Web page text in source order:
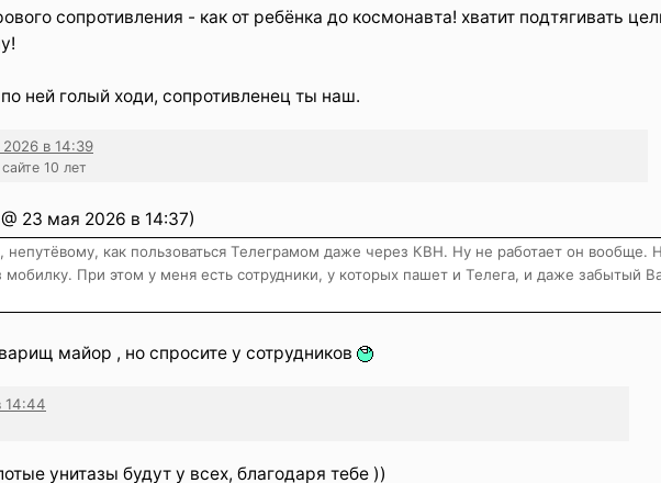
сопротивления - как от ребёнка до космонавта! хватит подтягивать
ней голый ходи, сопротивленец ты наш.
в 14:39
10 лет
23 мая 2026 в 14:37)
непутёвому, как пользоваться Телеграмом даже через КВН. Ну не работает он вообще.
При этом у меня есть сотрудники, у которых пашет и Телега, и даже забытый
майор , но спросите у сотрудников
14:44
унитазы будут у всех, благодаря тебе ))